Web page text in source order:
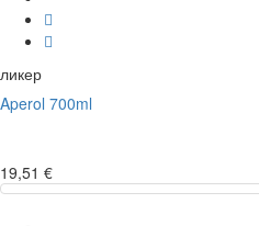
ликер
Aperol 700ml
19,51 €